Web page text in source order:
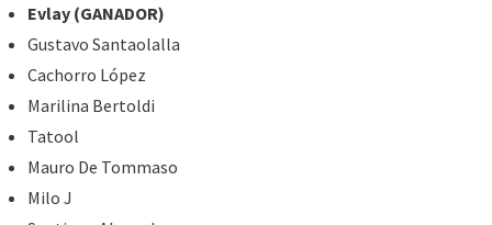
Evlay (GANADOR)
Gustavo Santaolalla
Cachorro López
Marilina Bertoldi
Tatool
Mauro De Tommaso
Milo J